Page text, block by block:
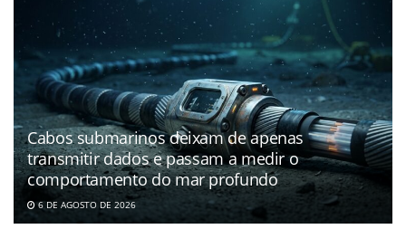
Cabos submarinos deixam de apenas
transmitir dados e passam a medir o
comportamento do mar profundo
6 DE AGOSTO DE 2026